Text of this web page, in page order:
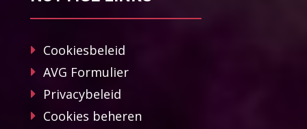
Cookiesbeleid
AVG Formulier
Privacybeleid
Cookies beheren